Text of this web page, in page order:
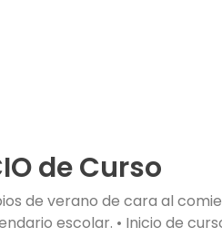
de Curso
de verano de cara al
escolar. • Inicio de